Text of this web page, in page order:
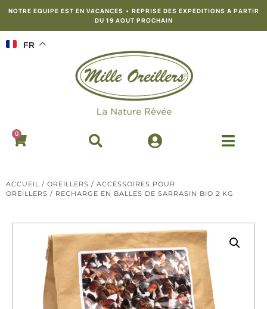
NOTRE EQUIPE EST EN VACANCES • REPRISE DES EXPEDITIONS A PARTIR
DU 19 AOUT PROCHAIN
FR
0
ACCUEIL / OREILLERS / ACCESSOIRES POUR
OREILLERS / RECHARGE EN BALLES DE SARRASIN BIO 2 KG